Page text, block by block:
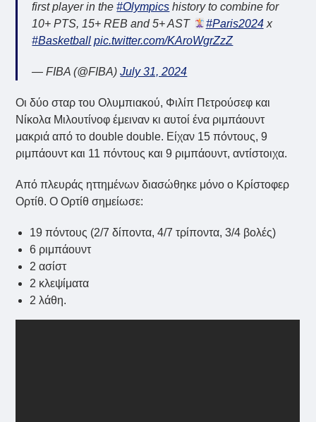
first player in the#Olympics history to combine for
10+ PTS, 15+ REB and 5+ AST
#Paris2024x
#Basketball pic.twitter.com/KAroWgrZzZ
— FIBA (@FIBA)July 31, 2024
Οι δύο σταρ του Ολυμπιακού, Φιλίπ Πετρούσεφ και
Νίκολα Μιλουτίνοφ έμειναν κι αυτοί ένα ριμπάουντ
μακριά από το double double. Είχαν 15 πόντους, 9
ριμπάουντ και 11 πόντους και 9 ριμπάουντ, αντίστοιχα.
Από πλευράς ηττημένων διασώθηκε μόνο ο Κρίστοφερ
Ορτίθ. Ο Ορτίθ σημείωσε:
19 πόντους (2/7 δίποντα, 4/7 τρίποντα, 3/4 βολές)
6 ριμπάουντ
2 ασίστ
2 κλεψίματα
2 λάθη.